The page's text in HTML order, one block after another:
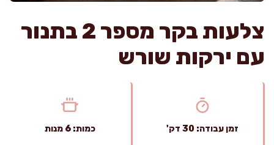
צלעות בקר מספר 2 בתנור
עם ירקות שורש
זמן עבודה: 30 דק' כמות: 6 מנות